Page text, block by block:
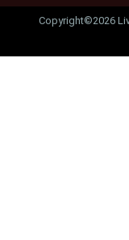
Copyright©2026